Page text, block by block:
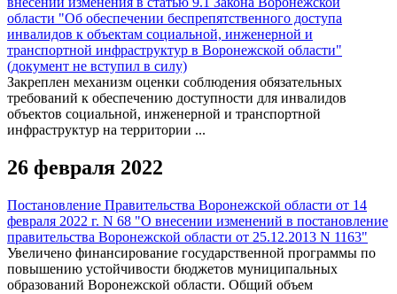
области "Об обеспечении беспрепятственного доступа
инвалидов к объектам социальной, инженерной и
транспортной инфраструктур в Воронежской области"
(документ не вступил в силу)
Закреплен механизм оценки соблюдения обязательных
требований к обеспечению доступности для инвалидов
объектов социальной, инженерной и транспортной
инфраструктур на территории ...
26 февраля 2022
Постановление Правительства Воронежской области от 14
февраля 2022 г. N 68 "О внесении изменений в постановление
правительства Воронежской области от 25.12.2013 N 1163"
Увеличено финансирование государственной программы по
повышению устойчивости бюджетов муниципальных
образований Воронежской области. Общий объем